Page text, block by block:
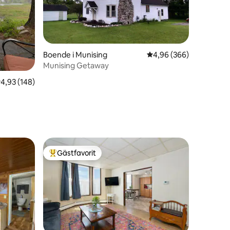
av 5 i genomsnittligt betyg, 148 omdömen
4,93 (148)
Boende i Munising 4,96 av 5 i
4,96 (366)
Munising Getaway
Populär gästfavorit
Gästfavorit